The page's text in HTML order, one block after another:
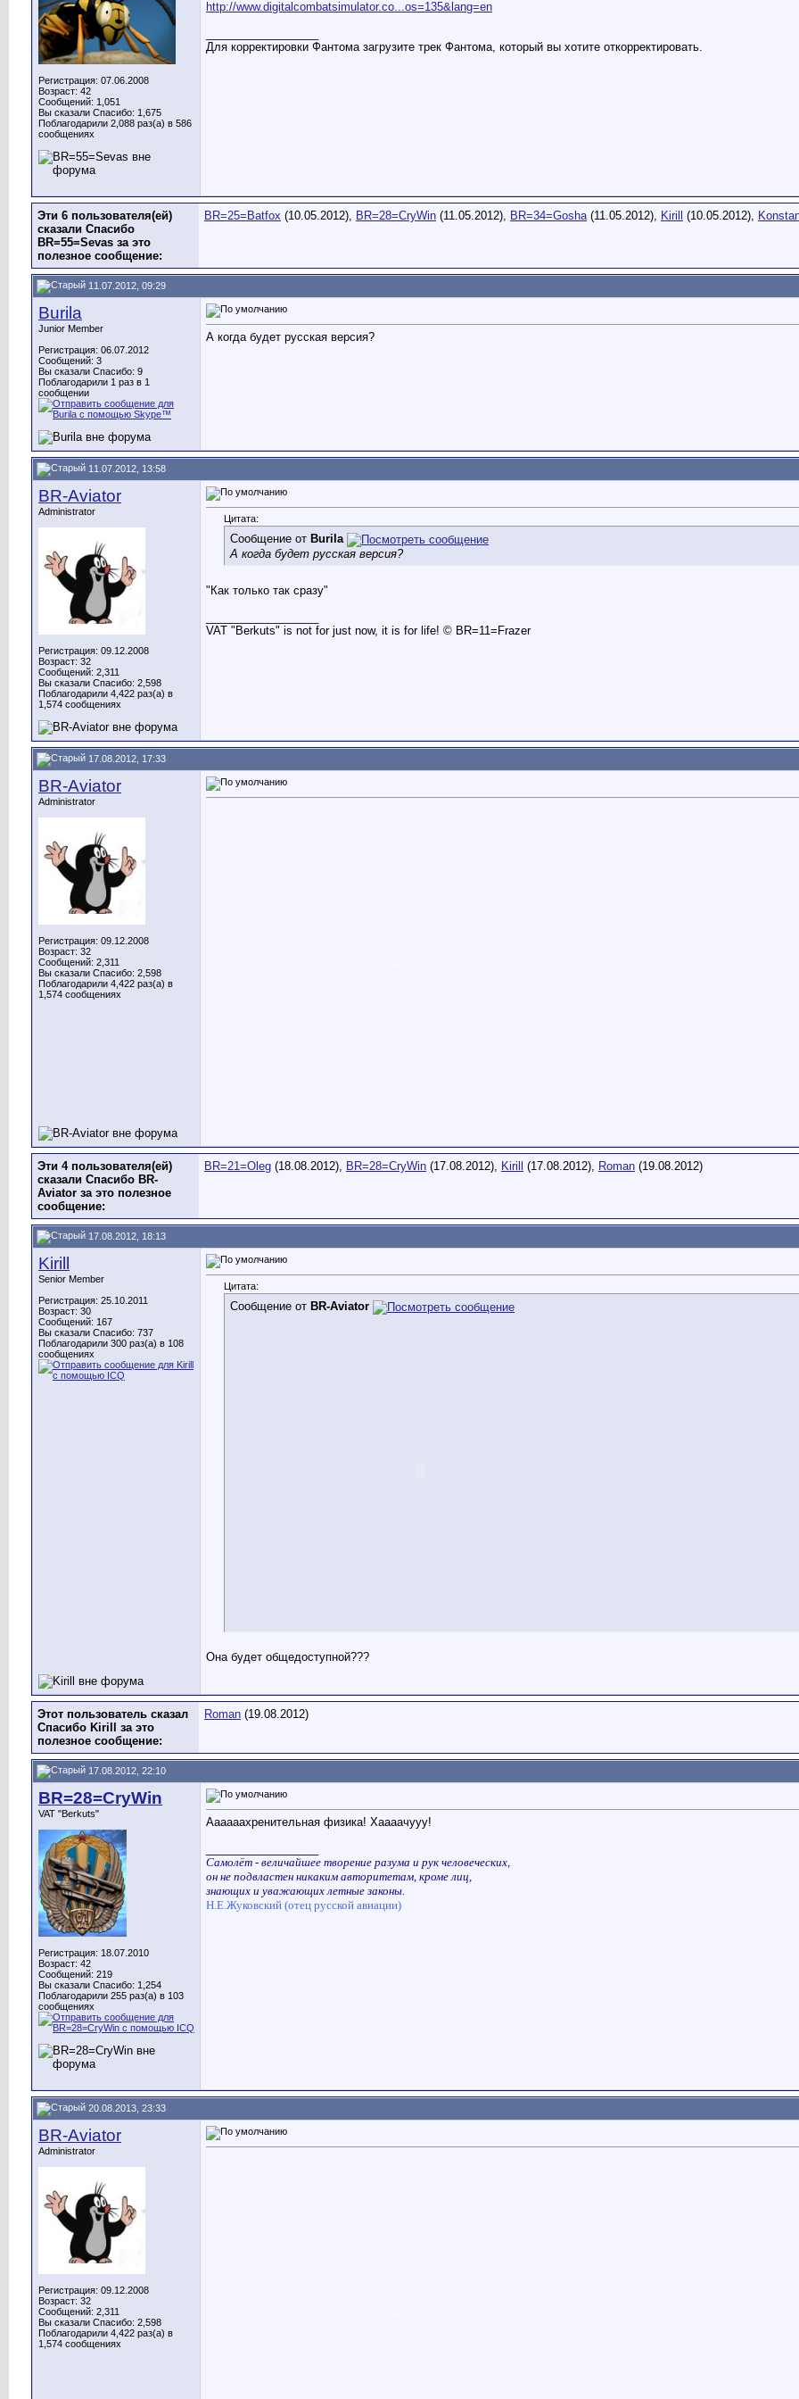
Регистрация: 07.06.2008
Возраст: 42
Сообщений: 1,051
Вы сказали Спасибо: 1,675
Поблагодарили 2,088 раз(а) в 586
сообщениях
http://www.digitalcombatsimulator.co...os=135&lang=en
Для корректировки Фантома загрузите трек Фантома, который вы хотите откорректировать.
Эти 6 пользователя(ей)
сказали Спасибо
BR=55=Sevas за это
полезное сообщение:
BR=25=Batfox (10.05.2012), BR=28=CryWin (11.05.2012), BR=34=Gosha(11.05.2012), Kirill (10.05.2012),
11.07.2012, 09:29
Burila
Junior Member
Регистрация: 06.07.2012
Сообщений: 3
Вы сказали Спасибо: 9
Поблагодарили 1 раз в 1
сообщении
А когда будет русская версия?
11.07.2012, 13:58
BR-Aviator
Administrator
Регистрация: 09.12.2008
Возраст: 32
Сообщений: 2,311
Вы сказали Спасибо: 2,598
Поблагодарили 4,422 раз(а) в
1,574 сообщениях
Цитата:
Сообщение от Burila
А когда будет русская версия?
"Как только так сразу"
VAT "Berkuts" is not for just now, it is for life! © BR=11=Frazer
17.08.2012, 17:33
BR-Aviator
Administrator
Регистрация: 09.12.2008
Возраст: 32
Сообщений: 2,311
Вы сказали Спасибо: 2,598
Поблагодарили 4,422 раз(а) в
1,574 сообщениях
Эти 4 пользователя(ей)
сказали Спасибо BR-
Aviator за это полезное
сообщение:
BR=21=Oleg (18.08.2012), BR=28=CryWin (17.08.2012), Kirill (17.08.2012), Roman (19.08.2012)
17.08.2012, 18:13
Kirill
Senior Member
Регистрация: 25.10.2011
Возраст: 30
Сообщений: 167
Вы сказали Спасибо: 737
Поблагодарили 300 раз(а) в 108
сообщениях
Цитата:
Сообщение от BR-Aviator
Она будет общедоступной???
Этот пользователь сказал
Спасибо Kirill за это
полезное сообщение:
Roman (19.08.2012)
17.08.2012, 22:10
BR=28=CryWin
VAT "Berkuts"
Регистрация: 18.07.2010
Возраст: 42
Сообщений: 219
Вы сказали Спасибо: 1,254
Поблагодарили 255 раз(а) в 103
сообщениях
Аааааахренительная физика! Хаааачууу!
Самолёт - величайшее творение разума и рук человеческих,
он не подвластен никаким авторитетам, кроме лиц,
знающих и уважающих летные законы.
Н.Е.Жуковский (отец русской авиации)
20.08.2013, 23:33
BR-Aviator
Administrator
Регистрация: 09.12.2008
Возраст: 32
Сообщений: 2,311
Вы сказали Спасибо: 2,598
Поблагодарили 4,422 раз(а) в
1,574 сообщениях